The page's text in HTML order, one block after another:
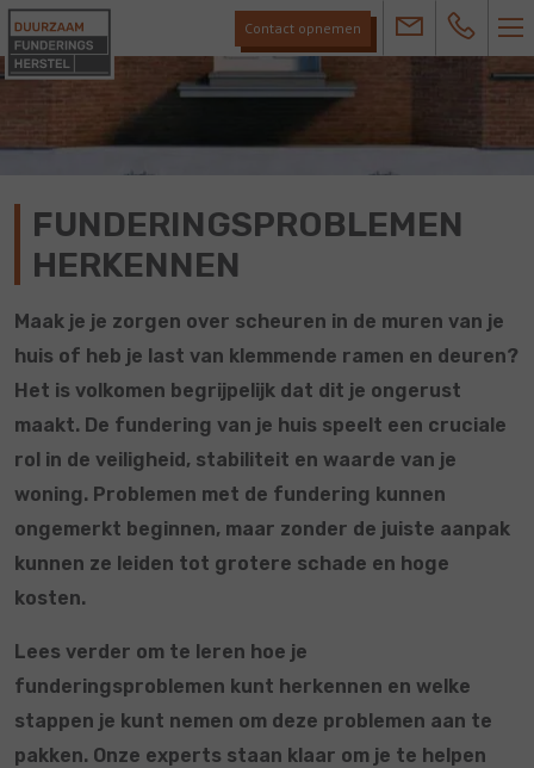
Contact opnemen
FUNDERINGSPROBLEMEN
HERKENNEN
Maak je je zorgen over scheuren in de muren van je
huis of heb je last van klemmende ramen en deuren?
Het is volkomen begrijpelijk dat dit je ongerust
maakt. De fundering van je huis speelt een cruciale
rol in de veiligheid, stabiliteit en waarde van je
woning. Problemen met de fundering kunnen
ongemerkt beginnen, maar zonder de juiste aanpak
kunnen ze leiden tot grotere schade en hoge
kosten.
Lees verder om te leren hoe je
funderingsproblemen kunt herkennen en welke
stappen je kunt nemen om deze problemen aan te
pakken. Onze experts staan klaar om je te helpen